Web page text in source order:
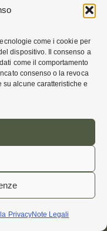
come i cookie per
dispositivo. Il consenso a
come il comportamento
consenso o la revoca
alcune caratteristiche e
PrivacyNote Legali